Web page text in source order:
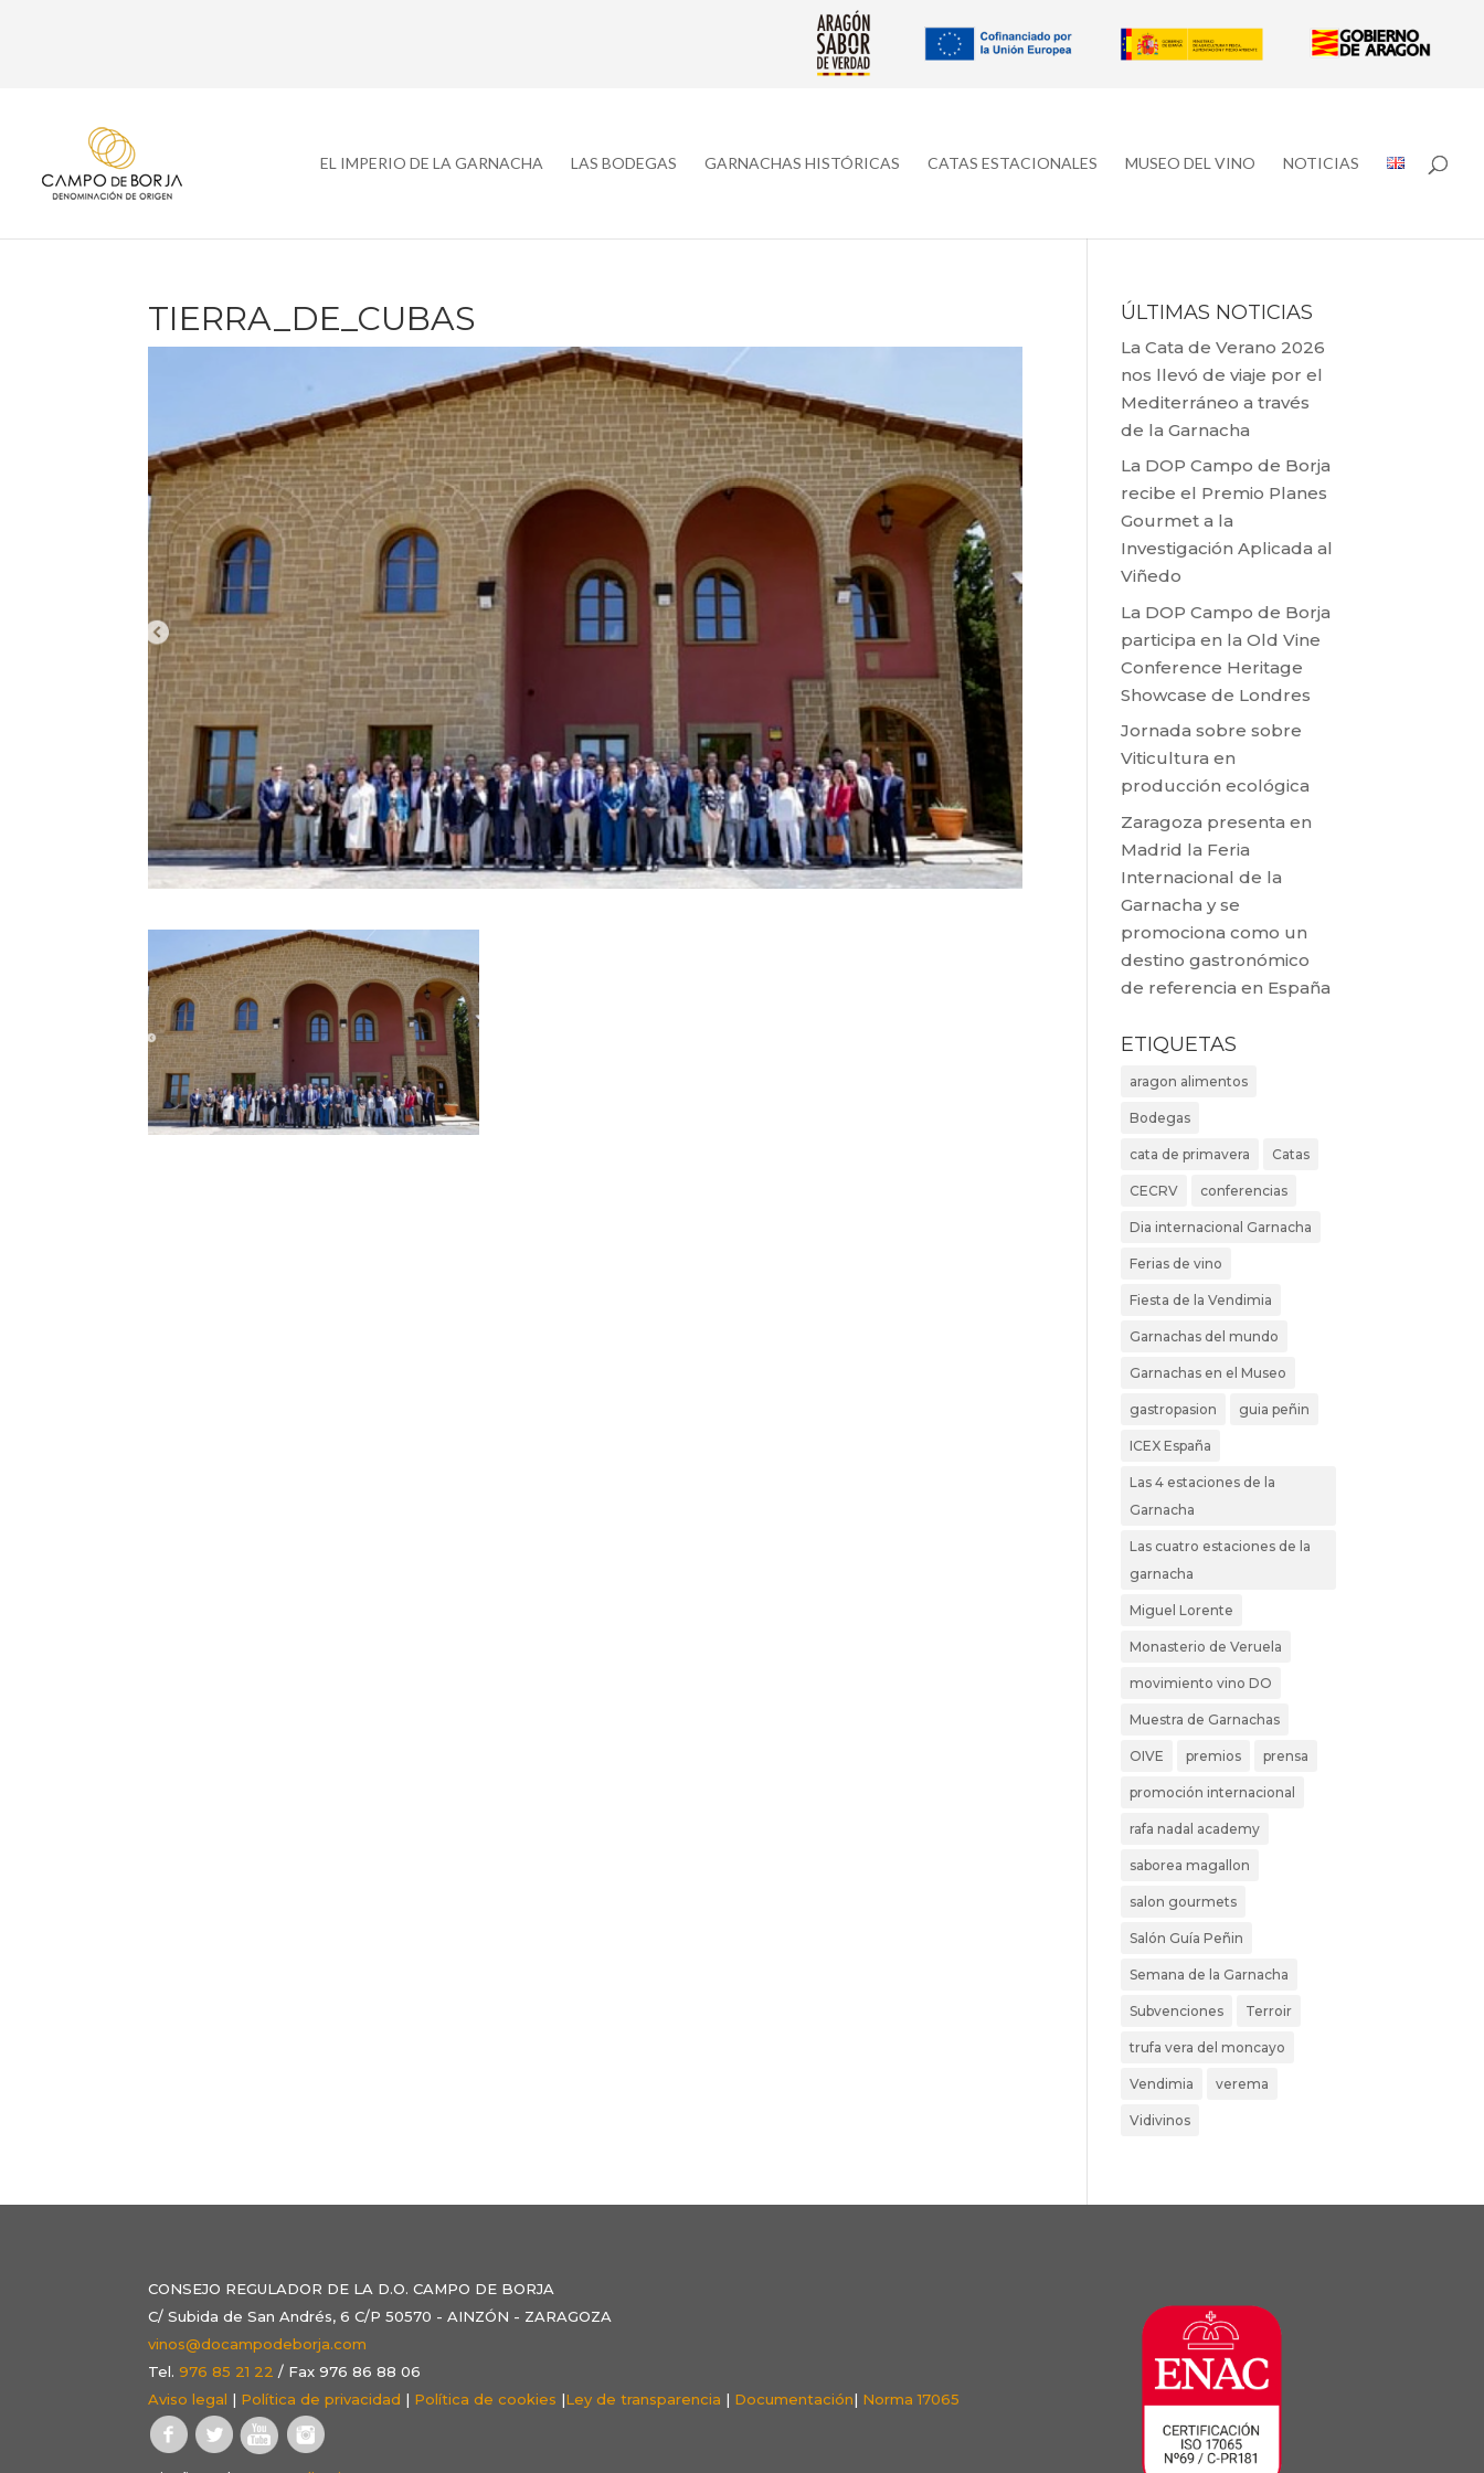
EL IMPERIO DE LA GARNACHA LAS BODEGAS GARNACHAS HISTÓRICAS CATAS ESTACIONALES MUSEO DEL VINO NOTICIAS
TIERRA_DE_CUBAS ÚLTIMAS NOTICIAS
La Cata de Verano 2026
nos llevó de viaje por el
Mediterráneo a través
de la Garnacha
La DOP Campo de Borja
recibe el Premio Planes
Gourmet a la
Investigación Aplicada al
Viñedo
La DOP Campo de Borja
participa en la Old Vine
Conference Heritage
Showcase de Londres
Jornada sobre sobre
Viticultura en
producción ecológica
Zaragoza presenta en
Madrid la Feria
Internacional de la
Garnacha y se
promociona como un
destino gastronómico
de referencia en España
ETIQUETAS
aragon alimentos
Bodegas
cata de primavera Catas
CECRV conferencias
Dia internacional Garnacha
Ferias de vino
Fiesta de la Vendimia
Garnachas del mundo
Garnachas en el Museo
gastropasion guia peñin
ICEX España
Las 4 estaciones de la
Garnacha
Las cuatro estaciones de la
garnacha
Miguel Lorente
Monasterio de Veruela
movimiento vino DO
Muestra de Garnachas
OIVE premios prensa
promoción internacional
rafa nadal academy
saborea magallon
salon gourmets
Salón Guía Peñin
Semana de la Garnacha
Subvenciones Terroir
trufa vera del moncayo
Vendimia verema
Vidivinos
CONSEJO REGULADOR DE LA D.O. CAMPO DE BORJA
C/ Subida de San Andrés, 6 C/P 50570 - AINZÓN - ZARAGOZA
vinos@docampodeborja.com
Tel.976 85 21 22 / Fax 976 86 88 06
Aviso legal | Política de privacidad | Política de cookies |Ley de transparencia | Documentación| Norma 17065